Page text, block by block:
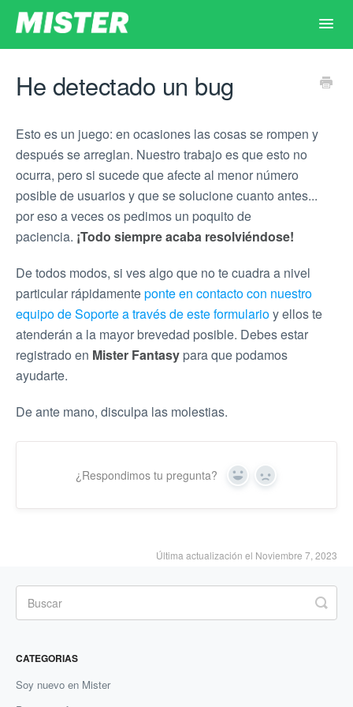
Dudas por tema
He detectado un bug
Esto es un juego: en ocasiones las cosas se rompen y
después se arreglan. Nuestro trabajo es que esto no
ocurra, pero si sucede que afecte al menor número
posible de usuarios y que se solucione cuanto antes...
por eso a veces os pedimos un poquito de
paciencia. ¡Todo siempre acaba resolviéndose!
De todos modos, si ves algo que no te cuadra a nivel
particular rápidamenteponte en contacto con nuestro
equipo de Soporte a través de este formularioy ellos te
atenderán a la mayor brevedad posible. Debes estar
registrado en Mister Fantasy para que podamos
ayudarte.
De ante mano, disculpa las molestias.
¿Respondimos tu pregunta? Yes No
Última actualización el Noviembre 7, 2023
CATEGORIAS
Soy nuevo en Mister